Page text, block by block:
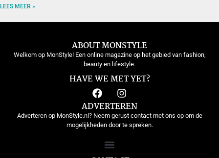
LEES MEER »
ABOUT MONSTYLE
Welkom op MonStyle! Een online magazine op het gebied van fashion,
beauty en lifestyle.
HAVE WE MET YET?
ADVERTEREN
Adverteren op MonStyle.nl? Neem gerust contact met ons op om de
mogelijkheden door te spreken.